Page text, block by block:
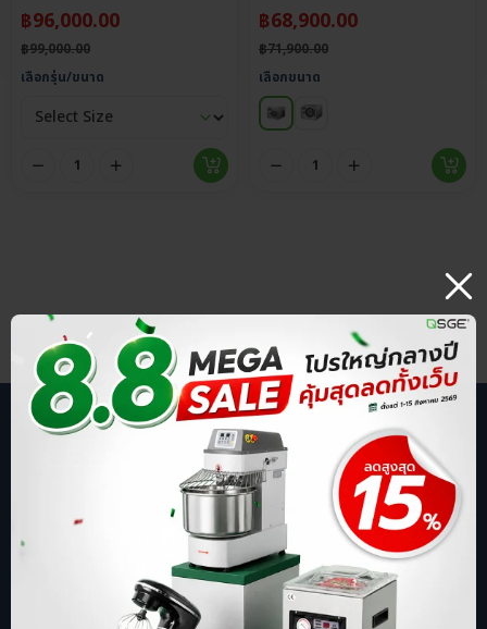
฿96,000.00
฿99,000.00
เลือกรุ่น/ขนาด
฿68,900.00
฿71,900.00
เลือกขนาด
บริษัท สปริงกรีน อีโวลูชั่น จำกัด
ร้านออนไลน์ ที่รู้จักในชื่อ sgethai.com
ผู้นำเข้าและจัดจำหน่ายเครื่องซีลสูญญากาศ
เตาอบเบเกอรี่ ตู้อบลมร้อน เครื่องบดหมู